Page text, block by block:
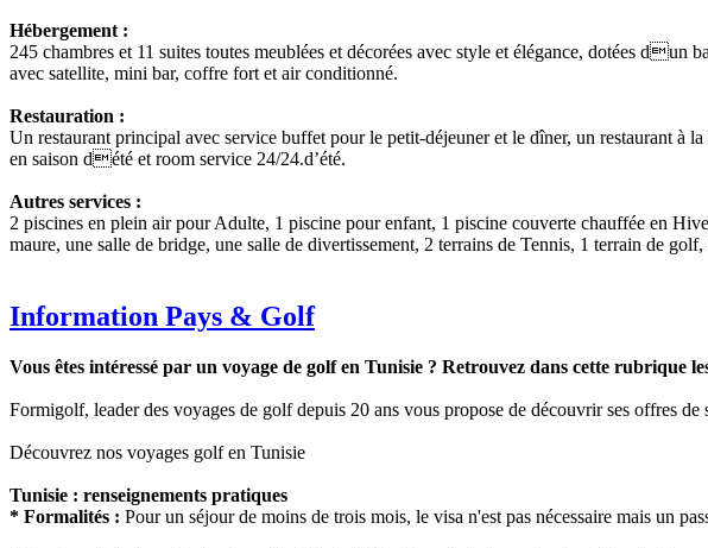
Hébergement :
245 chambres et 11 suites toutes meublées et décorées avec style et élégance, dotées
avec satellite, mini bar, coffre fort et air conditionné.
Restauration :
Un restaurant principal avec service buffet pour le petit-déjeuner et le dîner, un restaurant à
en saison dété et room service 24/24.d’été.
Autres services :
2 piscines en plein air pour Adulte, 1 piscine pour enfant, 1 piscine couverte chauffée en
maure, une salle de bridge, une salle de divertissement, 2 terrains de Tennis, 1 terrain de
Information Pays & Golf
Vous êtes intéressé par un voyage de golf en Tunisie ? Retrouvez dans cette rubrique
Formigolf, leader des voyages de golf depuis 20 ans vous propose de découvrir ses offres
Découvrez nos voyages golf en Tunisie
Tunisie : renseignements pratiques
* Formalités : Pour un séjour de moins de trois mois, le visa n'est pas nécessaire mais un